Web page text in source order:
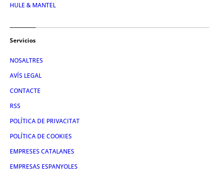
HULE & MANTEL
Servicios
NOSALTRES
AVÍS LEGAL
CONTACTE
RSS
POLÍTICA DE PRIVACITAT
POLÍTICA DE COOKIES
EMPRESES CATALANES
EMPRESAS ESPANYOLES